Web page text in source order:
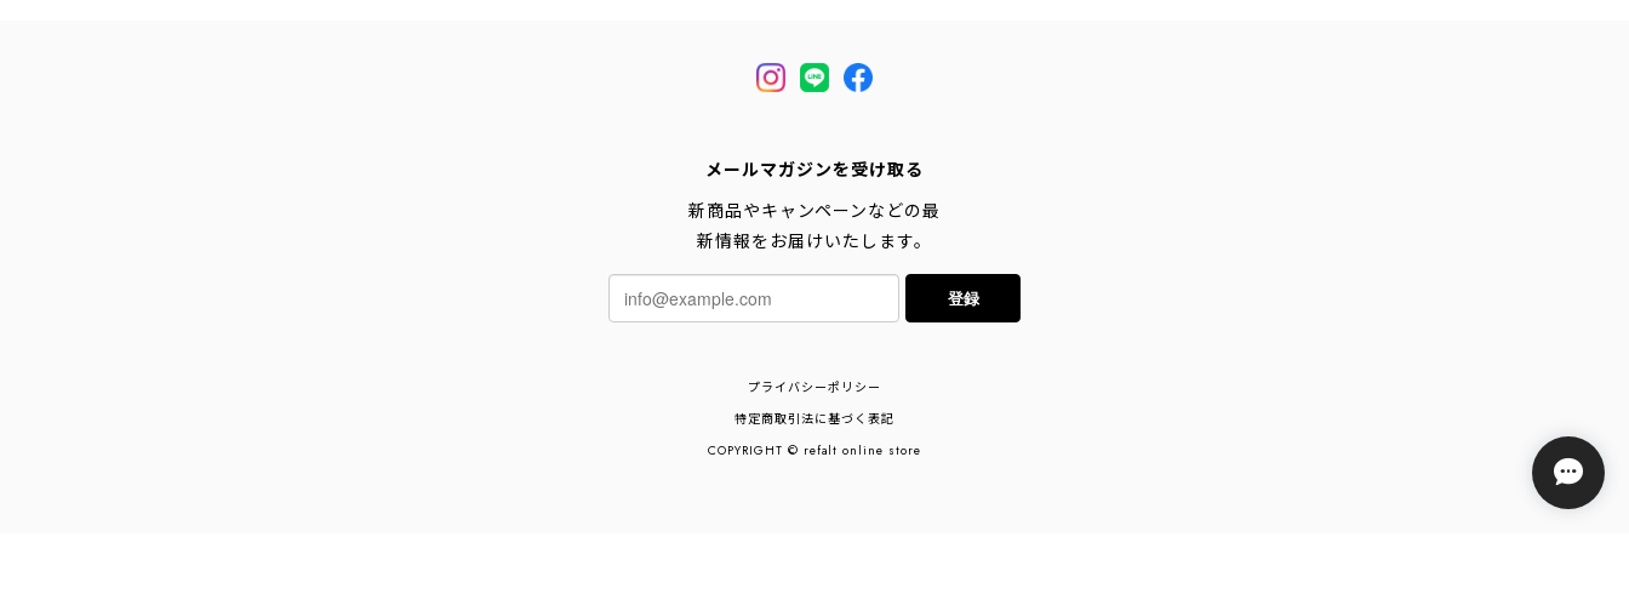
メールマガジンを受け取る
新商品やキャンペーンなどの最
新情報をお届けいたします。
登録
プライバシーポリシー
特定商取引法に基づく表記
COPYRIGHT © refalt online store